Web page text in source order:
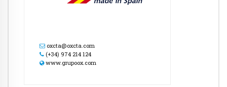
oxcta@oxcta.com
(+34) 974 214 124
www.grupoox.com